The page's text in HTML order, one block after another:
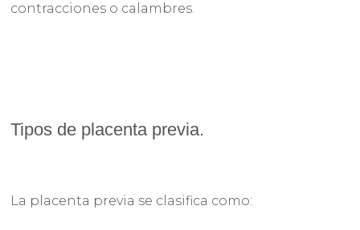
contracciones o calambres.
Tipos de placenta previa.
La placenta previa se clasifica como: